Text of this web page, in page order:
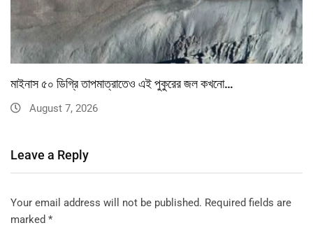
মাইনাস ৫০ ডিগ্রি তাপমাত্রাতেও এই পুকুরের জল কখনো…
August 7, 2026
Leave a Reply
Your email address will not be published. Required fields are
marked *